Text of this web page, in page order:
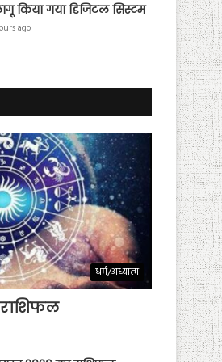
किया गया डिजिटल सिस्टम
ago
धर्म/अध्यात्म